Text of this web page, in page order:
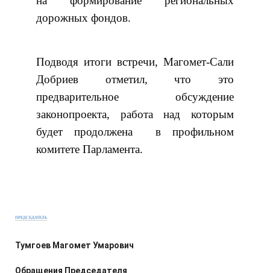
дорожных фондов.
Подводя итоги встречи, Магомет-Сали
Добриев отметил, что это
предварительное обсуждение
законопроекта, работа над которым
будет продолжена в профильном
комитете Парламента.
ПРЕДСЕДАТЕЛЬ
Тумгоев Магомет Умарович
Обращения Председателя